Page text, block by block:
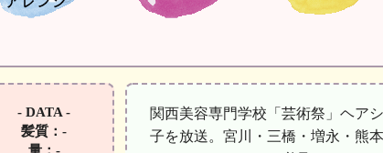
- DATA -
髪質：-
関西美容専門学校「芸術祭」ヘア
子を放送。宮川・三橋・増永・熊